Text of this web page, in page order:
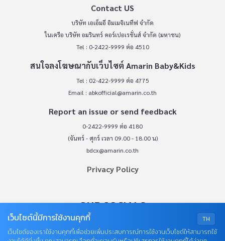
Contact US
บริษัท เอเอ็มอี อิมเมจิเนทีฟ จำกัด
ในเครือ บริษัท อมรินทร์ คอร์เปอเรชั่นส์ จำกัด (มหาชน)
Tel : 0-2422-9999 ต่อ 4510
สนใจลงโฆษณากับเว็บไซต์ Amarin Baby&Kids
Tel : 02-422-9999 ต่อ 4775
Email : abkofficial@amarin.co.th
Report an issue or send feedback
0-2422-9999 ต่อ 4180
(จันทร์ - ศุกร์ เวลา 09.00 - 18.00 น)
bdcx@amarin.co.th
Privacy Policy
OUR SOCIALS
TH
เว็บไซต์นี้มีการใช้งานคุกกี้
เว็บไซต์ของเราใช้งานคุกกี้เพื่อช่วยเพิ่มประสบการณ์การใช้งานเว็บไซต์ให้สามารถใช้